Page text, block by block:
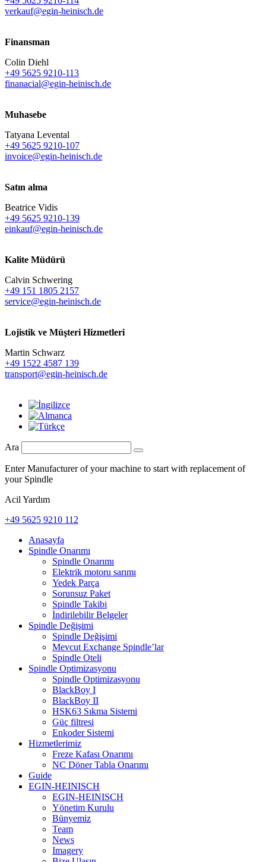
verkauf@egin-heinisch.de
Finansman
Colin Diehl
+49 5625 9210-113
finanacial@egin-heinisch.de
Muhasebe
Tatyana Levental
+49 5625 9210-107
invoice@egin-heinisch.de
Satın alma
Beatrice Vidis
+49 5625 9210-139
einkauf@egin-heinisch.de
Kalite Müdürü
Calvin Schwering
+49 151 1805 2157
service@egin-heinisch.de
Lojistik ve Müşteri Hizmetleri
Martin Schwarz
+49 1522 4587 139
transport@egin-heinisch.de
Ara
Enter Manufacturer of your machine to start with replacement of
your Spindle
Acil Yardım
+49 5625 9210 112
Anasayfa
Spindle Onarımı
Spindle Onarımı
Elektrik motoru sarımı
Yedek Parça
Sorunsuz Paket
Spindle Takibi
İndirilebilir Belgeler
Spindle Değişimi
Spindle Değişimi
Mevcut Exchange Spindle’lar
Spindle Oteli
Spindle Optimizasyonu
Spindle Optimizasyonu
BlackBoy I
BlackBoy II
HSK63 Sıkma Sistemi
Güç filtresi
Enkoder Sistemi
Hizmetlerimiz
Freze Kafası Onarımı
NC Döner Tabla Onarımı
Guide
EGIN-HEINISCH
EGIN-HEINISCH
Yönetim Kurulu
Bünyemiz
Team
News
Imagery